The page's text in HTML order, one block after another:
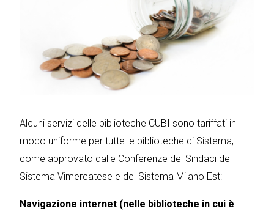
Alcuni servizi delle biblioteche CUBI sono tariffati in
modo uniforme per tutte le biblioteche di Sistema,
come approvato dalle Conferenze dei Sindaci del
Sistema Vimercatese e del Sistema Milano Est:
Navigazione internet (nelle biblioteche in cui è